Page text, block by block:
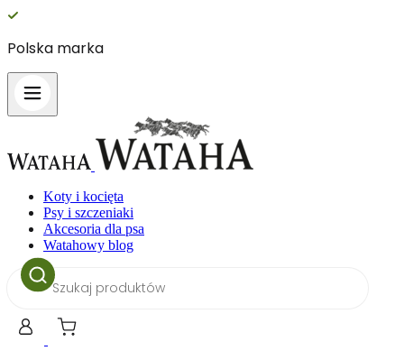
Polska marka
Koty i kocięta
Psy i szczeniaki
Akcesoria dla psa
Watahowy blog
Wyszukiwarka
produktów